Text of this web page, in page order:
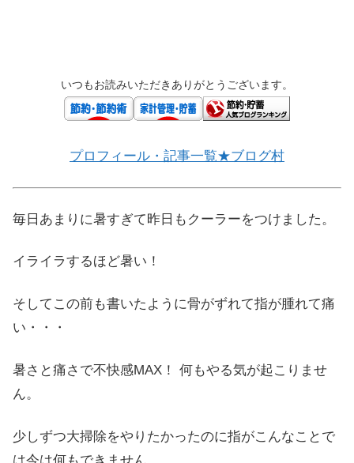
いつもお読みいただきありがとうございます。
プロフィール・記事一覧★ブログ村
毎日あまりに暑すぎて昨日もクーラーをつけました。
イライラするほど暑い！
そしてこの前も書いたように骨がずれて指が腫れて痛
い・・・
暑さと痛さで不快感MAX！ 何もやる気が起こりませ
ん。
少しずつ大掃除をやりたかったのに指がこんなことで